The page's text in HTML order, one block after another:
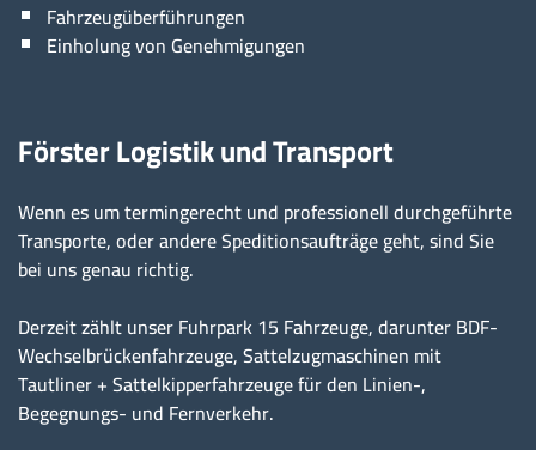
Fahrzeugüberführungen
Einholung von Genehmigungen
Förster Logistik und Transport
Wenn es um termingerecht und professionell durchgeführte
Transporte, oder andere Speditionsaufträge geht, sind Sie
bei uns genau richtig.
Derzeit zählt unser Fuhrpark 15 Fahrzeuge, darunter BDF-
Wechselbrückenfahrzeuge, Sattelzugmaschinen mit
Tautliner + Sattelkipperfahrzeuge für den Linien-,
Begegnungs- und Fernverkehr.